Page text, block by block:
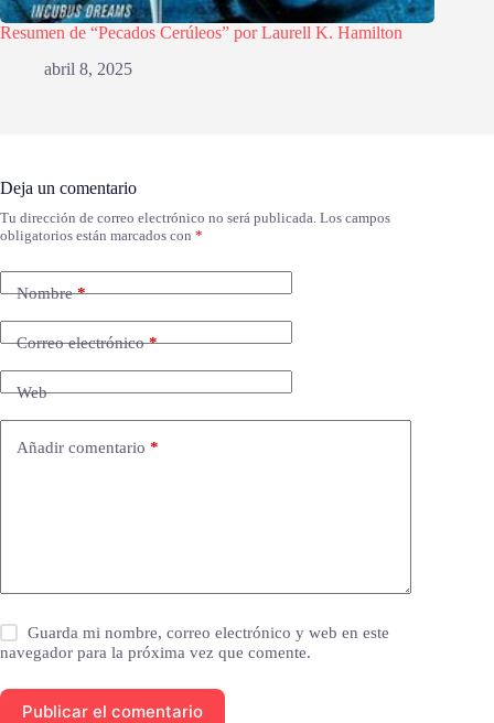
Resumen de “Pecados Cerúleos” por Laurell K. Hamilton
abril 8, 2025
Deja un comentario
Tu dirección de correo electrónico no será publicada. Los campos
obligatorios están marcados con *
Nombre*
Correo electrónico*
Web
Añadir comentario *
Guarda mi nombre, correo electrónico y web en este
navegador para la próxima vez que comente.
Publicar el comentario